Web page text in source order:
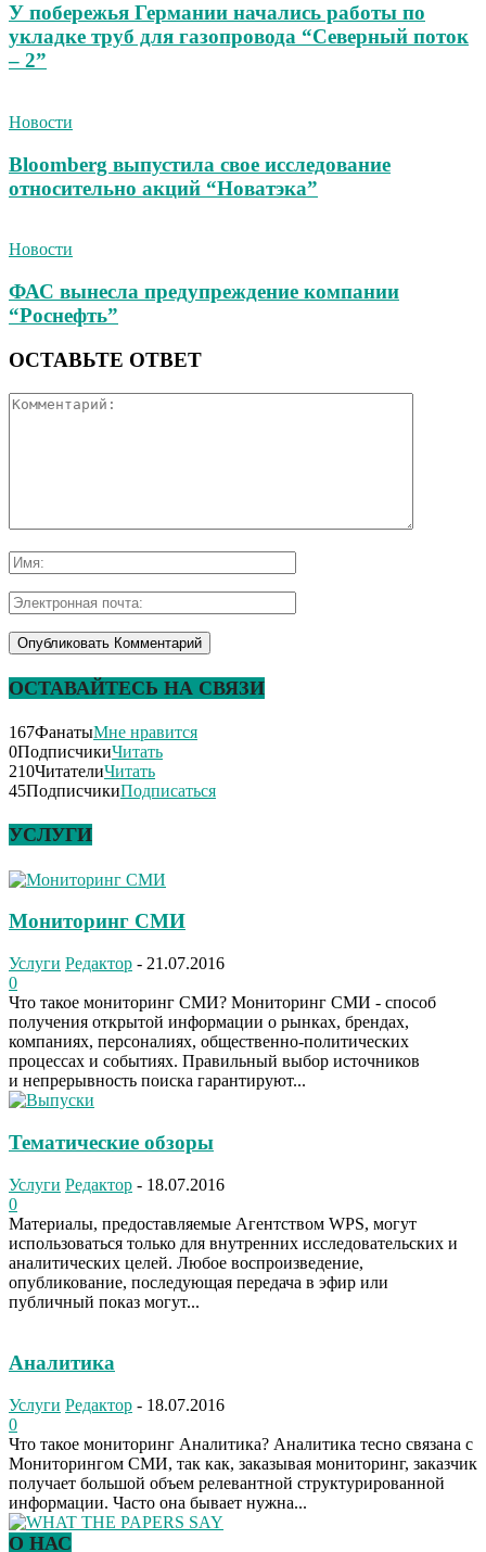
У побережья Германии начались работы по
укладке труб для газопровода “Северный поток
– 2”
Новости
Bloomberg выпустила свое исследование
относительно акций “Новатэка”
Новости
ФАС вынесла предупреждение компании
“Роснефть”
ОСТАВЬТЕ ОТВЕТ
ОСТАВАЙТЕСЬ НА СВЯЗИ
167ФанатыМне нравится
0ПодписчикиЧитать
210ЧитателиЧитать
45ПодписчикиПодписаться
УСЛУГИ
Мониторинг СМИ
Услуги Редактор - 21.07.2016
0
Что такое мониторинг СМИ? Мониторинг СМИ - способ
получения открытой информации о рынках, брендах,
компаниях, персоналиях, общественно-политических
процессах и событиях. Правильный выбор источников
и непрерывность поиска гарантируют...
Тематические обзоры
Услуги Редактор - 18.07.2016
0
Материалы, предоставляемые Агентством WPS, могут
использоваться только для внутренних исследовательских и
аналитических целей. Любое воспроизведение,
опубликование, последующая передача в эфир или
публичный показ могут...
Аналитика
Услуги Редактор - 18.07.2016
0
Что такое мониторинг Аналитика? Аналитика тесно связана с
Мониторингом СМИ, так как, заказывая мониторинг, заказчик
получает большой объем релевантной структурированной
информации. Часто она бывает нужна...
О НАС